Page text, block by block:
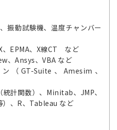
振動試験機、温度チャンバー
、EPMA、X線CT など
、Ansys、VBA など
（GT-Suite、Amesim、
計関数）、Minitab、JMP、
、R、Tableau など